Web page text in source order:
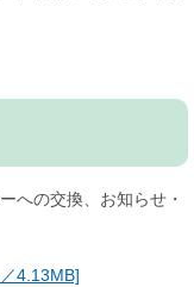
への交換、お知らせ・
4.13MB]